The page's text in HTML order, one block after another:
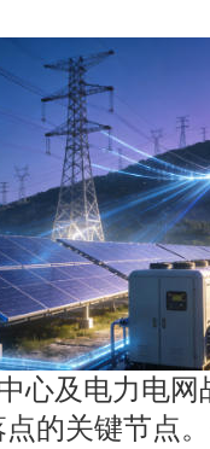
心及电力电
点的关键节点